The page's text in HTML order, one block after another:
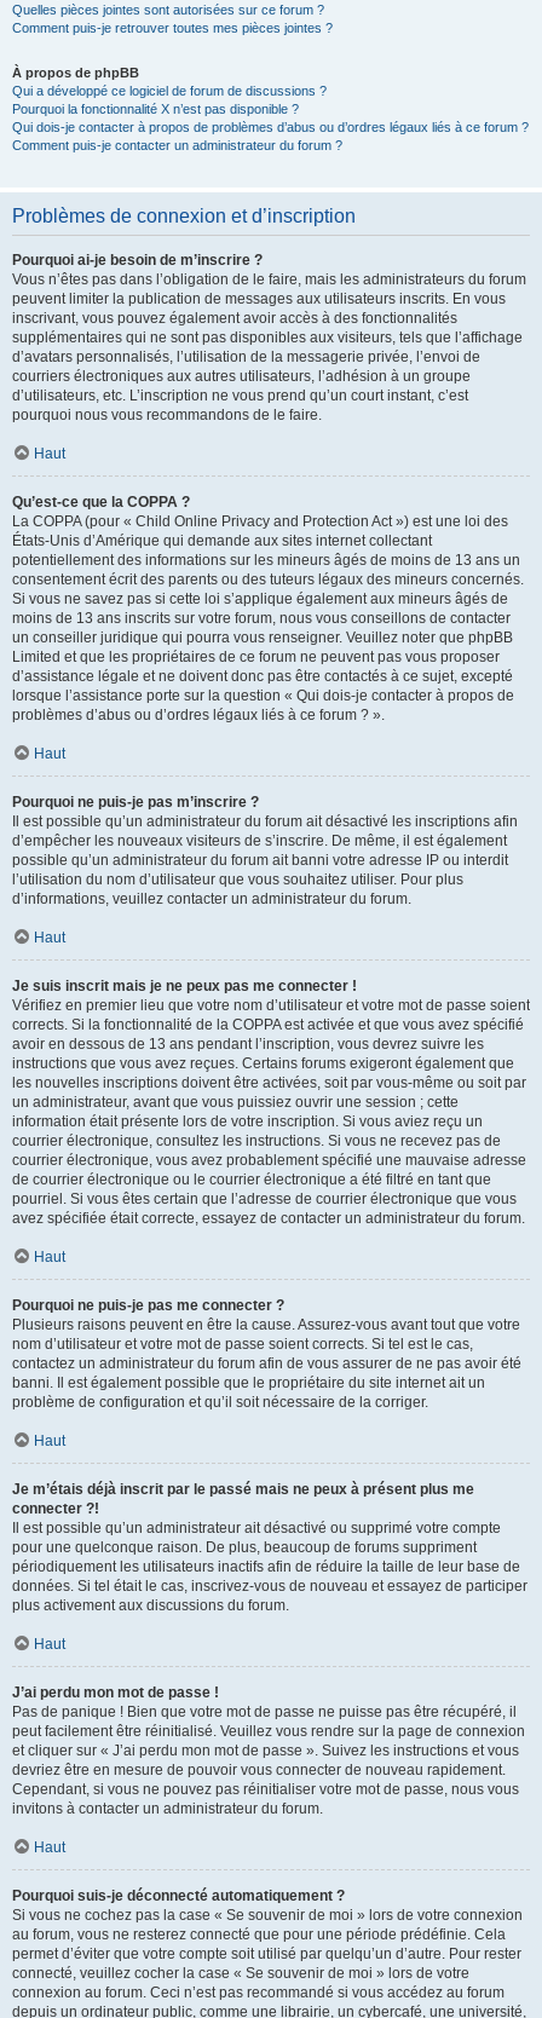
Quelles pièces jointes sont autorisées sur ce forum ?
Comment puis-je retrouver toutes mes pièces jointes ?
À propos de phpBB
Qui a développé ce logiciel de forum de discussions ?
Pourquoi la fonctionnalité X n’est pas disponible ?
Qui dois-je contacter à propos de problèmes d’abus ou d’ordres légaux liés à ce forum ?
Comment puis-je contacter un administrateur du forum ?
Problèmes de connexion et d’inscription
Pourquoi ai-je besoin de m’inscrire ?
Vous n’êtes pas dans l’obligation de le faire, mais les administrateurs du forum
peuvent limiter la publication de messages aux utilisateurs inscrits. En vous
inscrivant, vous pouvez également avoir accès à des fonctionnalités
supplémentaires qui ne sont pas disponibles aux visiteurs, tels que l’affichage
d’avatars personnalisés, l’utilisation de la messagerie privée, l’envoi de
courriers électroniques aux autres utilisateurs, l’adhésion à un groupe
d’utilisateurs, etc. L’inscription ne vous prend qu’un court instant, c’est
pourquoi nous vous recommandons de le faire.
Haut
Qu’est-ce que la COPPA ?
La COPPA (pour « Child Online Privacy and Protection Act ») est une loi des
États-Unis d’Amérique qui demande aux sites internet collectant
potentiellement des informations sur les mineurs âgés de moins de 13 ans un
consentement écrit des parents ou des tuteurs légaux des mineurs concernés.
Si vous ne savez pas si cette loi s’applique également aux mineurs âgés de
moins de 13 ans inscrits sur votre forum, nous vous conseillons de contacter
un conseiller juridique qui pourra vous renseigner. Veuillez noter que phpBB
Limited et que les propriétaires de ce forum ne peuvent pas vous proposer
d’assistance légale et ne doivent donc pas être contactés à ce sujet, excepté
lorsque l’assistance porte sur la question « Qui dois-je contacter à propos de
problèmes d’abus ou d’ordres légaux liés à ce forum ? ».
Haut
Pourquoi ne puis-je pas m’inscrire ?
Il est possible qu’un administrateur du forum ait désactivé les inscriptions afin
d’empêcher les nouveaux visiteurs de s’inscrire. De même, il est également
possible qu’un administrateur du forum ait banni votre adresse IP ou interdit
l’utilisation du nom d’utilisateur que vous souhaitez utiliser. Pour plus
d’informations, veuillez contacter un administrateur du forum.
Haut
Je suis inscrit mais je ne peux pas me connecter !
Vérifiez en premier lieu que votre nom d’utilisateur et votre mot de passe soient
corrects. Si la fonctionnalité de la COPPA est activée et que vous avez spécifié
avoir en dessous de 13 ans pendant l’inscription, vous devrez suivre les
instructions que vous avez reçues. Certains forums exigeront également que
les nouvelles inscriptions doivent être activées, soit par vous-même ou soit par
un administrateur, avant que vous puissiez ouvrir une session ; cette
information était présente lors de votre inscription. Si vous aviez reçu un
courrier électronique, consultez les instructions. Si vous ne recevez pas de
courrier électronique, vous avez probablement spécifié une mauvaise adresse
de courrier électronique ou le courrier électronique a été filtré en tant que
pourriel. Si vous êtes certain que l’adresse de courrier électronique que vous
avez spécifiée était correcte, essayez de contacter un administrateur du forum.
Haut
Pourquoi ne puis-je pas me connecter ?
Plusieurs raisons peuvent en être la cause. Assurez-vous avant tout que votre
nom d’utilisateur et votre mot de passe soient corrects. Si tel est le cas,
contactez un administrateur du forum afin de vous assurer de ne pas avoir été
banni. Il est également possible que le propriétaire du site internet ait un
problème de configuration et qu’il soit nécessaire de la corriger.
Haut
Je m’étais déjà inscrit par le passé mais ne peux à présent plus me
connecter ?!
Il est possible qu’un administrateur ait désactivé ou supprimé votre compte
pour une quelconque raison. De plus, beaucoup de forums suppriment
périodiquement les utilisateurs inactifs afin de réduire la taille de leur base de
données. Si tel était le cas, inscrivez-vous de nouveau et essayez de participer
plus activement aux discussions du forum.
Haut
J’ai perdu mon mot de passe !
Pas de panique ! Bien que votre mot de passe ne puisse pas être récupéré, il
peut facilement être réinitialisé. Veuillez vous rendre sur la page de connexion
et cliquer sur « J’ai perdu mon mot de passe ». Suivez les instructions et vous
devriez être en mesure de pouvoir vous connecter de nouveau rapidement.
Cependant, si vous ne pouvez pas réinitialiser votre mot de passe, nous vous
invitons à contacter un administrateur du forum.
Haut
Pourquoi suis-je déconnecté automatiquement ?
Si vous ne cochez pas la case « Se souvenir de moi » lors de votre connexion
au forum, vous ne resterez connecté que pour une période prédéfinie. Cela
permet d’éviter que votre compte soit utilisé par quelqu’un d’autre. Pour rester
connecté, veuillez cocher la case « Se souvenir de moi » lors de votre
connexion au forum. Ceci n’est pas recommandé si vous accédez au forum
depuis un ordinateur public, comme une librairie, un cybercafé, une université,